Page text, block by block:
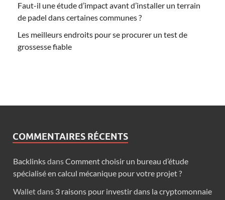
Faut-il une étude d’impact avant d’installer un terrain
de padel dans certaines communes ?
Les meilleurs endroits pour se procurer un test de
grossesse fiable
COMMENTAIRES RÉCENTS
BacklinksdansComment choisir un bureau d’étude
spécialisé en calcul mécanique pour votre projet ?
Walletdans 3 raisons pour investir dans la cryptomonnaie